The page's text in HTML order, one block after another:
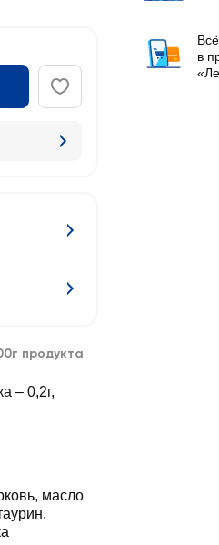
продукта
– 0,2г,
масло
в